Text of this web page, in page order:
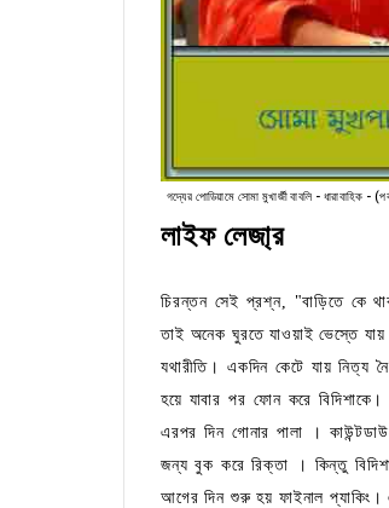
গদ্যের পোডিয়ামে সোমা মুখার্জী বাবলি - ধারাবাহিক -
লাইফ লেজা্র
চিরন্তন সেই প্রশ্ন, "বাড়িতে কে
তাই অনেক ঘুরতে যাওয়াই ভেস্তে
যথারীতি। একদিন কেটে যায় নিত্য
হয়ে যাবার পর ফোন করে
এরপর দিন গোনার পালা ।
জন্য বুক করে রিক্তা । কিন্তু
আগের দিন শুরু হয় ফাইনাল প্যাকিং।